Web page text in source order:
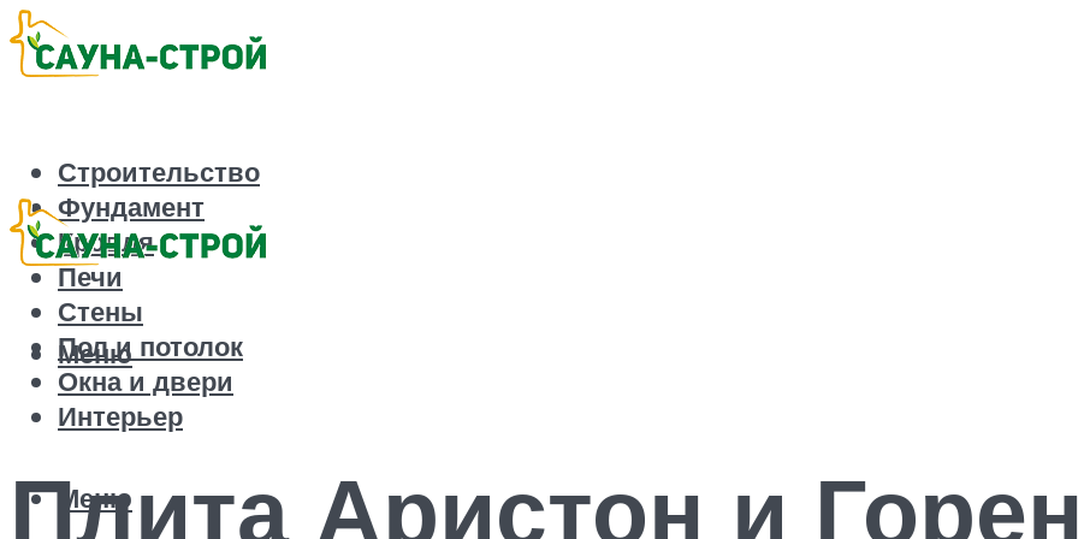
Строительство
Фундамент
Кровля
Печи
Стены
Пол и потолок
Окна и двери
Интерьер
Меню
Меню
Плита Аристон и